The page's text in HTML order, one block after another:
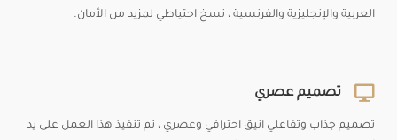
العربية والإنجليزية والفرنسية ، نسخ احتياطي لمزيد من الأمان.
تصميم عصري
تصميم جذاب وتفاعلي انيق احترافي وعصري ، تم تنفيذ هذا العمل على يد